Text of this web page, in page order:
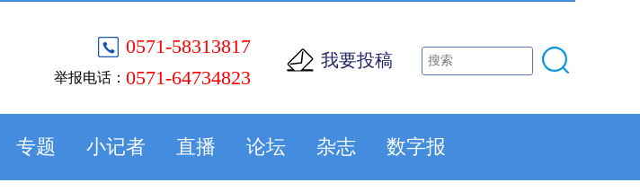
0571-58313817
举报电话： 0571-64734823
我要投稿
专题 小记者 直播 论坛 杂志 数字报